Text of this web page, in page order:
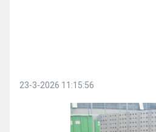
23-3-2026 11:15:56